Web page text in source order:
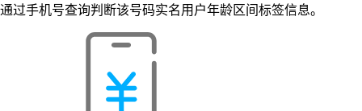
通过手机号查询判断该号码实名用户年龄区间标签信息。